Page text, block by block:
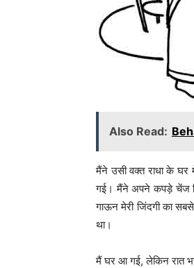
Also Read:
मैंने उसी वक्त राधा के घर
गई। मैंने अपने कपड़े चेंज
गाऊन मेरी जिंदगी का सबसे
था।
मैं घर आ गई, लेकिन रात